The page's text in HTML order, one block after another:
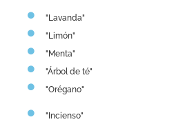
"Lavanda"
"Limón"
"Menta"
"Árbol de té"
"Orégano"
"Incienso"